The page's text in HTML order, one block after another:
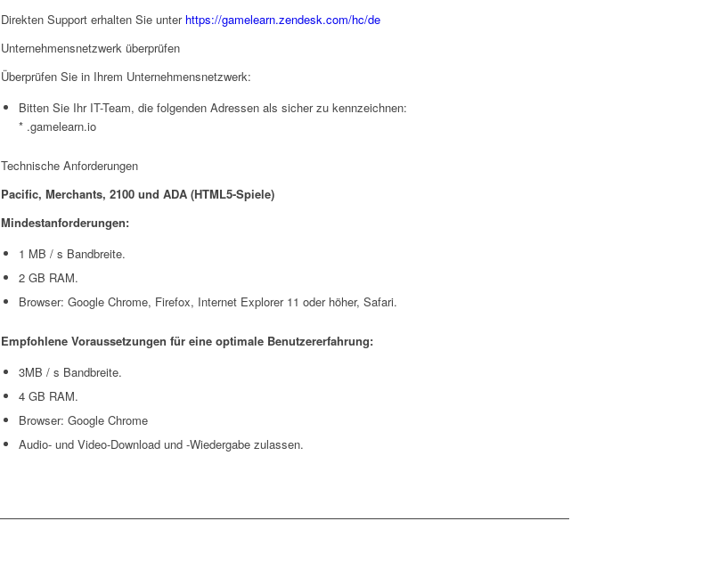
Direkten Support erhalten Sie unter https://gamelearn.zendesk.com/hc/de
Unternehmensnetzwerk überprüfen
Überprüfen Sie in Ihrem Unternehmensnetzwerk:
Bitten Sie Ihr IT-Team, die folgenden Adressen als sicher zu kennzeichnen:
* .gamelearn.io
Technische Anforderungen
Pacific, Merchants, 2100 und ADA (HTML5-Spiele)
Mindestanforderungen:
1 MB / s Bandbreite.
2 GB RAM.
Browser: Google Chrome, Firefox, Internet Explorer 11 oder höher, Safari.
Empfohlene Voraussetzungen für eine optimale Benutzererfahrung:
3MB / s Bandbreite.
4 GB RAM.
Browser: Google Chrome
Audio- und Video-Download und -Wiedergabe zulassen.